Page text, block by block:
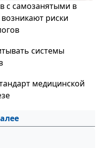
с самозанятыми в
риски
системы
медицинской